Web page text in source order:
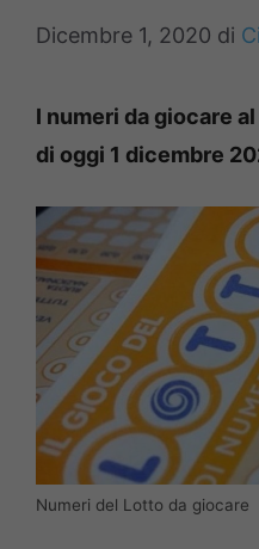
Dicembre 1, 2020 di
I numeri da giocare
di oggi 1 dicembre
Numeri del Lotto da giocare